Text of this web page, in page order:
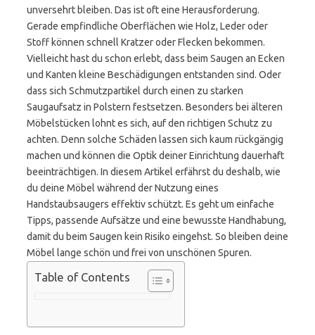
unversehrt bleiben. Das ist oft eine Herausforderung.
Gerade empfindliche Oberflächen wie Holz, Leder oder
Stoff können schnell Kratzer oder Flecken bekommen.
Vielleicht hast du schon erlebt, dass beim Saugen an Ecken
und Kanten kleine Beschädigungen entstanden sind. Oder
dass sich Schmutzpartikel durch einen zu starken
Saugaufsatz in Polstern festsetzen. Besonders bei älteren
Möbelstücken lohnt es sich, auf den richtigen Schutz zu
achten. Denn solche Schäden lassen sich kaum rückgängig
machen und können die Optik deiner Einrichtung dauerhaft
beeinträchtigen. In diesem Artikel erfährst du deshalb, wie
du deine Möbel während der Nutzung eines
Handstaubsaugers effektiv schützt. Es geht um einfache
Tipps, passende Aufsätze und eine bewusste Handhabung,
damit du beim Saugen kein Risiko eingehst. So bleiben deine
Möbel lange schön und frei von unschönen Spuren.
Table of Contents